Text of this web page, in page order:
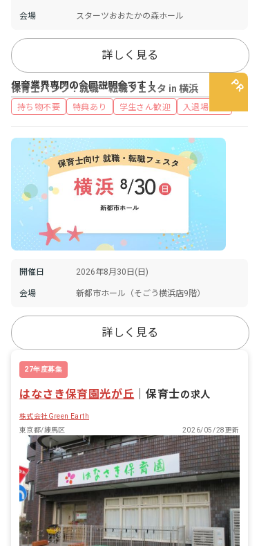
会場 スターツおおたかの森ホール
詳しく見る
保育士バンク！就職・転職フェスタ in 横浜
保育業界専門の合同説明会です！
持ち物不要 特典あり 学生さん歓迎 入退場自由
開催日 2026年8月30日(日)
会場 新都市ホール（そごう横浜店9階）
詳しく見る
27年度募集
はなさき保育園光が丘 ｜保育士の求人
株式会社Green Earth
東京都/練馬区
2026/05/28更新